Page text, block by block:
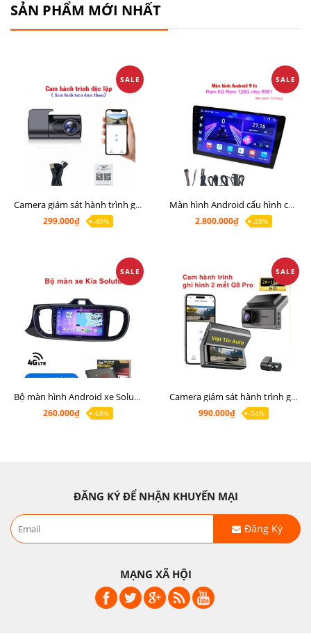
SẢN PHẨM MỚI NHẤT
SALE
Camera giám sát hành trình giá rẻ, cam hành trình cho màn Android, cam hành trình kết nối điện thoại
299.000₫
-40%
SALE
Màn hình Android cấu hình cao Ram 6G Rom 128G chip 8 nhân 8581
2.800.000₫
-28%
SALE
Bộ màn hình Android xe Soluto, mặt dưỡng lắp màn hình Soluto kèm rắc zin
260.000₫
-68%
SALE
Camera giám sát hành trình ghi hình 2 mắt Q8 Pro độ phân giải 2K +1080P
990.000₫
-34%
ĐĂNG KÝ ĐỂ NHẬN KHUYẾN MẠI
Đăng Ký
MẠNG XÃ HỘI